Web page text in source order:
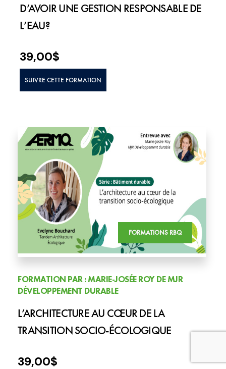
D’AVOIR UNE GESTION RESPONSABLE DE
L’EAU?
39,00$
SUIVRE CETTE FORMATION
FORMATIONS RBQ
FORMATION PAR : MARIE-JOSÉE ROY DE MJR
DÉVELOPPEMENT DURABLE
L’ARCHITECTURE AU CŒUR DE LA
TRANSITION SOCIO-ÉCOLOGIQUE
39,00$